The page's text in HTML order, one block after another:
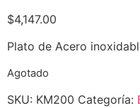
$4,147.00
Plato de Acero
Agotado
SKU: KM200 Categoría: